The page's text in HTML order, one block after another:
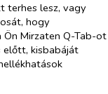
terhes lesz, vagy
hogy
Mirzaten Q-Tab-ot
előtt, kisbabáját